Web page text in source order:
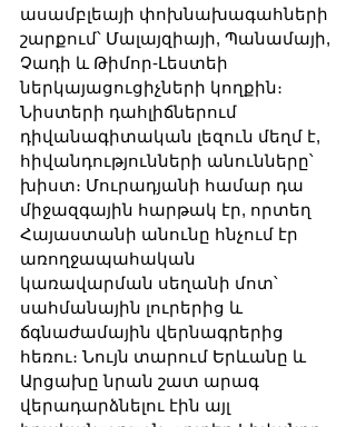
ասամբլեայի փոխնախագահների
շարքում՝ Մալայզիայի, Պանամայի,
Չադի և Թիմոր-Լեստեի
ներկայացուցիչների կողքին։
Նիստերի դահլիճներում
դիվանագիտական լեզուն մեղմ է,
հիվանդությունների անունները՝
խիստ։ Մուրադյանի համար դա
միջազգային հարթակ էր, որտեղ
Հայաստանի անունը հնչում էր
առողջապահական
կառավարման սեղանի մոտ՝
սահմանային լուրերից և
ճգնաժամային վերնագրերից
հեռու։ Նույն տարում Երևանը և
Արցախը նրան շատ արագ
վերադարձնելու էին այլ